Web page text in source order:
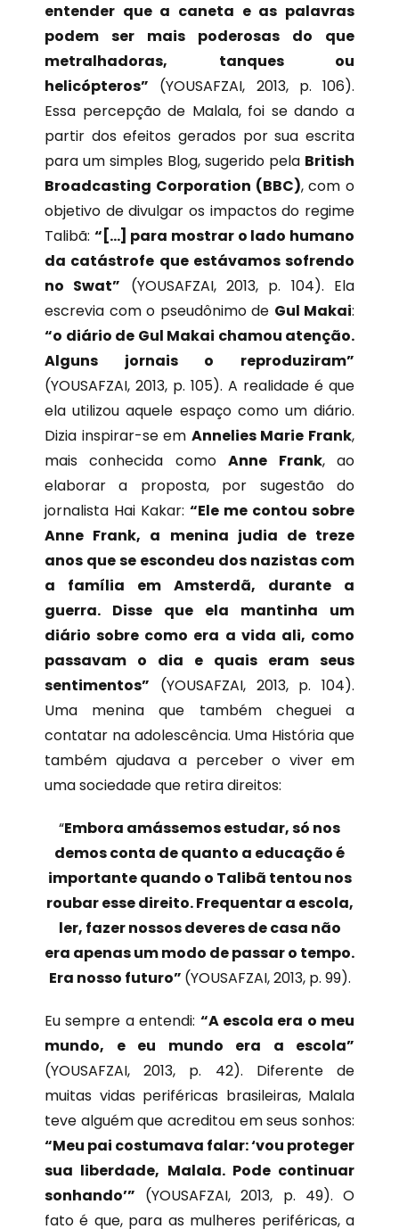
entender que a caneta e as palavras
podem ser mais poderosas do que
metralhadoras, tanques ou
helicópteros” (YOUSAFZAI, 2013, p. 106).
Essa percepção de Malala, foi se dando a
partir dos efeitos gerados por sua escrita
para um simples Blog, sugerido pela British
Broadcasting Corporation (BBC), com o
objetivo de divulgar os impactos do regime
Talibã: “[…] para mostrar o lado humano
da catástrofe que estávamos sofrendo
no Swat” (YOUSAFZAI, 2013, p. 104). Ela
escrevia com o pseudônimo de Gul Makai:
“o diário de Gul Makai chamou atenção.
Alguns jornais o reproduziram”
(YOUSAFZAI, 2013, p. 105). A realidade é que
ela utilizou aquele espaço como um diário.
Dizia inspirar-se em Annelies Marie Frank,
mais conhecida comoAnne Frank, ao
elaborar a proposta, por sugestão do
jornalista Hai Kakar: “Ele me contou sobre
Anne Frank, a menina judia de treze
anos que se escondeu dos nazistas com
a família em Amsterdã, durante a
guerra. Disse que ela mantinha um
diário sobre como era a vida ali, como
passavam o dia e quais eram seus
sentimentos” (YOUSAFZAI, 2013, p. 104).
Uma menina que também cheguei a
contatar na adolescência. Uma História que
também ajudava a perceber o viver em
uma sociedade que retira direitos:
“Embora amássemos estudar, só nos
demos conta de quanto a educação é
importante quando o Talibã tentou nos
roubar esse direito. Frequentar a escola,
ler, fazer nossos deveres de casa não
era apenas um modo de passar o tempo.
Era nosso futuro” (YOUSAFZAI, 2013, p. 99).
Eu sempre a entendi: “A escola era o meu
mundo, e eu mundo era a escola”
(YOUSAFZAI, 2013, p. 42). Diferente de
muitas vidas periféricas brasileiras, Malala
teve alguém que acreditou em seus sonhos:
“Meu pai costumava falar: ‘vou proteger
sua liberdade, Malala. Pode continuar
sonhando’” (YOUSAFZAI, 2013, p. 49). O
fato é que, para as mulheres periféricas, a